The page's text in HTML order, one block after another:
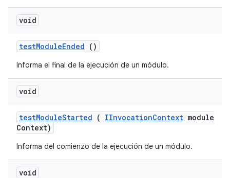
void
testModuleEnded ()
Informa el final de la ejecución de un módulo.
void
testModuleStarted ( IInvocationContext module
Context)
Informa del comienzo de la ejecución de un módulo.
void